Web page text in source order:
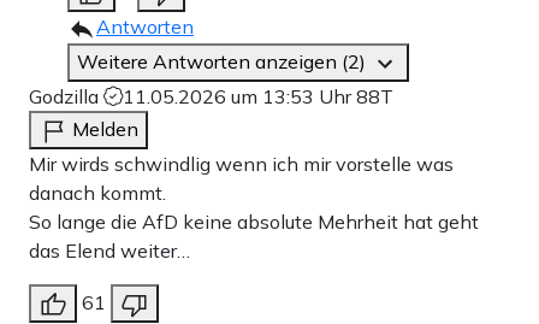
Antworten
Weitere Antworten anzeigen (2)
Godzilla
11.05.2026 um 13:53 Uhr88T
Melden
Mir wirds schwindlig wenn ich mir vorstelle was
danach kommt.
So lange die AfD keine absolute Mehrheit hat geht
das Elend weiter…
61